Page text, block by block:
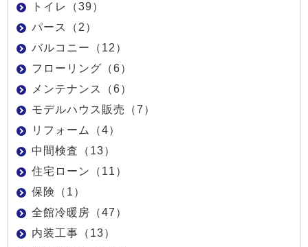
トイレ（39）
パース（2）
バルコニー（12）
フローリング（6）
メンテナンス（6）
モデルハウス販売（7）
リフォーム（4）
中間検査（13）
住宅ローン（11）
保険（1）
全館冷暖房（47）
内装工事（13）